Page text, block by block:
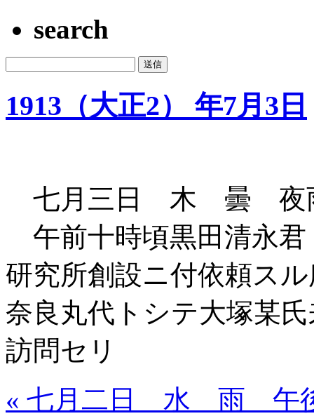
search
1913（大正2） 年7月3日
七月三日 木 曇 夜
午前十時頃黒田清永
研究所創設ニ付依頼ス
奈良丸代トシテ大塚某
訪問セリ
« 七月二日 水 雨 午